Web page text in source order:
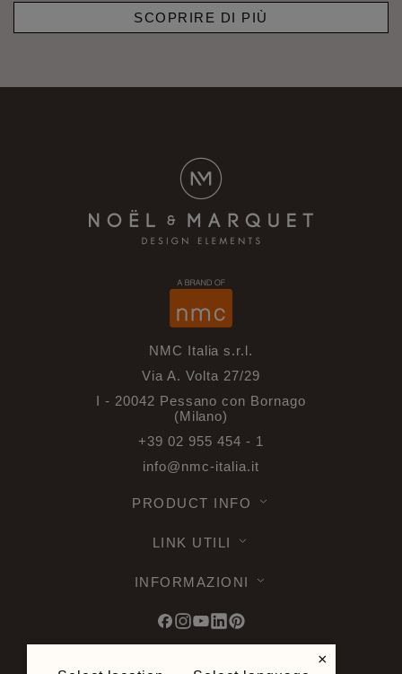
SCOPRIRE DI PIÙ
NMC Italia s.r.l.
Via A. Volta 27/29
I - 20042 Pessano con Bornago
(Milano)
+39 02 955 454 - 1
info@nmc-italia.it
PRODUCT INFO
LINK UTILI
INFORMAZIONI
×